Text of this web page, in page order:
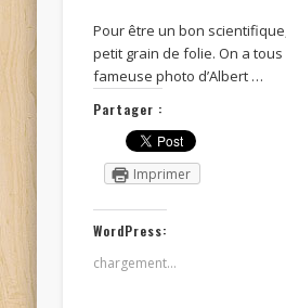
Pour être un bon
petit grain de folie. On a
fameuse photo d’Albert …
Partager :
Imprimer
WordPress:
chargement…